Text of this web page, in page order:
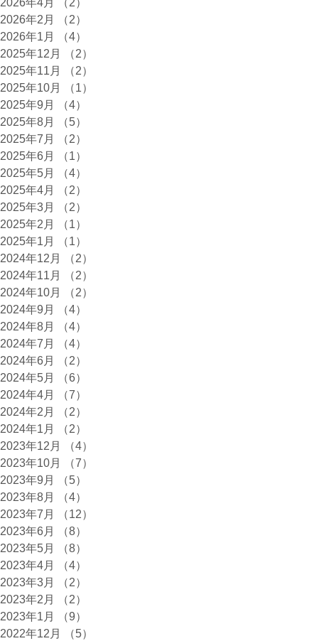
2026年4月
（2）
2026年2月
（2）
2026年1月
（4）
2025年12月
（2）
2025年11月
（2）
2025年10月
（1）
2025年9月
（4）
2025年8月
（5）
2025年7月
（2）
2025年6月
（1）
2025年5月
（4）
2025年4月
（2）
2025年3月
（2）
2025年2月
（1）
2025年1月
（1）
2024年12月
（2）
2024年11月
（2）
2024年10月
（2）
2024年9月
（4）
2024年8月
（4）
2024年7月
（4）
2024年6月
（2）
2024年5月
（6）
2024年4月
（7）
2024年2月
（2）
2024年1月
（2）
2023年12月
（4）
2023年10月
（7）
2023年9月
（5）
2023年8月
（4）
2023年7月
（12）
2023年6月
（8）
2023年5月
（8）
2023年4月
（4）
2023年3月
（2）
2023年2月
（2）
2023年1月
（9）
2022年12月
（5）